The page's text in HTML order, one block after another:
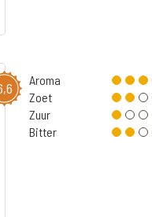
Aroma
Zoet
Zuur
Bitter